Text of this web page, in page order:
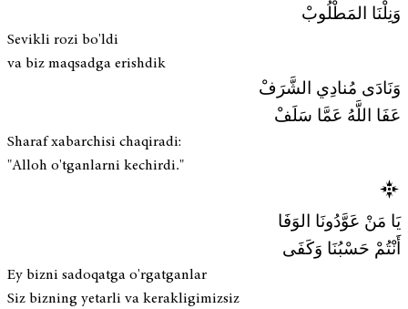
وَنِلْنَا المَطْلُوبْ
Sevikli rozi bo'ldi
va biz maqsadga erishdik
وَنَادَى مُنادِي الشَّرَفْ
عَفَا اللَّهُ عَمَّا سَلَفْ
Sharaf xabarchisi chaqiradi:
"Alloh o'tganlarni kechirdi."
يَا مَنْ عَوَّدُونَا الوَفَا
أَنْتُمْ حَسْبُنَا وَكَفَى
Ey bizni sadoqatga o'rgatganlar
Siz bizning yetarli va kerakligimizsiz